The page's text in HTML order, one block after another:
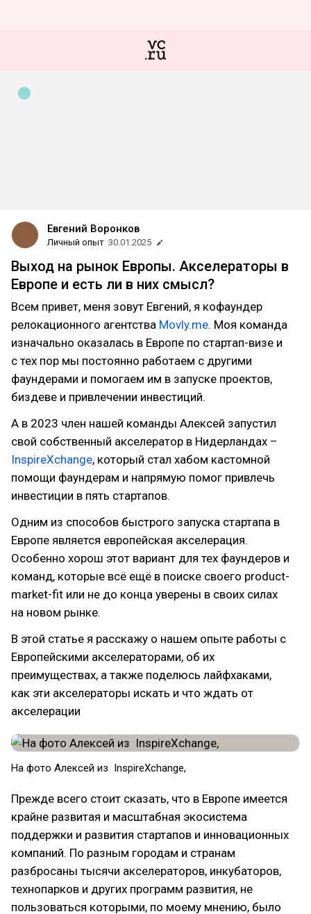
Евгений Воронков
Личный опыт 30.01.2025
Выход на рынок Европы. Акселераторы в
Европе и есть ли в них смысл?
Всем привет, меня зовут Евгений, я кофаундер
релокационного агентства Movly.me. Моя команда
изначально оказалась в Европе по стартап-визе и
с тех пор мы постоянно работаем с другими
фаундерами и помогаем им в запуске проектов,
биздеве и привлечении инвестиций.
А в 2023 член нашей команды Алексей запустил
свой собственный акселератор в Нидерландах –
InspireXchange, который стал хабом кастомной
помощи фаундерам и напрямую помог привлечь
инвестиции в пять стартапов.
Одним из способов быстрого запуска стартапа в
Европе является европейская акселерация.
Особенно хорош этот вариант для тех фаундеров и
команд, которые всё ещё в поиске своего product-
market-fit или не до конца уверены в своих силах
на новом рынке.
В этой статье я расскажу о нашем опыте работы с
Европейскими акселераторами, об их
преимуществах, а также поделюсь лайфхаками,
как эти акселераторы искать и что ждать от
акселерации
На фото Алексей из InspireXchange,
Прежде всего стоит сказать, что в Европе имеется
крайне развитая и масштабная экосистема
поддержки и развития стартапов и инновационных
компаний. По разным городам и странам
разбросаны тысячи акселераторов, инкубаторов,
технопарков и других программ развития, не
пользоваться которыми, по моему мнению, было